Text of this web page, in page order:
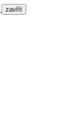
zavřít